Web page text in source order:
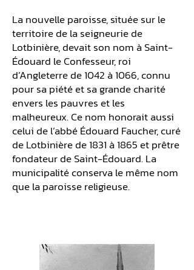
La nouvelle paroisse, située sur le
territoire de la seigneurie de
Lotbinière, devait son nom à Saint-
Édouard le Confesseur, roi
d’Angleterre de 1042 à 1066, connu
pour sa piété et sa grande charité
envers les pauvres et les
malheureux. Ce nom honorait aussi
celui de l’abbé Édouard Faucher, curé
de Lotbinière de 1831 à 1865 et prêtre
fondateur de Saint-Édouard. La
municipalité conserva le même nom
que la paroisse religieuse.